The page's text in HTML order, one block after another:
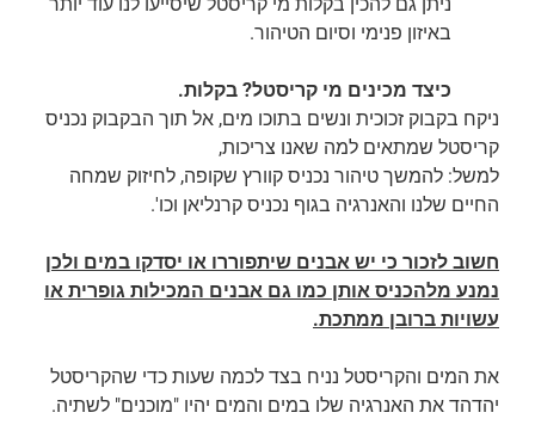
באיזון פנימי וסיום הטיהור.
כיצד מכינים מי קריסטל? בקלות.
ניקח בקבוק זכוכית ונשים בתוכו מים, אל תוך הבקבוק נכניס
קריסטל שמתאים למה שאנו צריכות,
למשל: להמשך טיהור נכניס קוורץ שקופה, לחיזוק שמחה
החיים שלנו והאנרגיה בגוף נכניס קרנליאן וכו'.
חשוב לזכור כי יש אבנים שיתפוררו או יסדקו במים ולכן
נמנע מלהכניס אותן כמו גם אבנים המכילות גופרית או
עשויות ברובן ממתכת.
את המים והקריסטל נניח בצד לכמה שעות כדי שהקריסטל
יהדהד את האנרגיה שלו במים והמים יהיו "מוכנים" לשתיה.